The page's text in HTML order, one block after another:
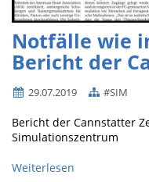
Notfälle wie
Bericht der
29.07.2019 #SIM
Bericht der Cannstatter
Simulationszentrum
Weiterlesen